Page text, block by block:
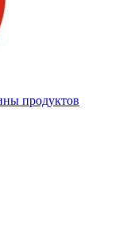
продуктов